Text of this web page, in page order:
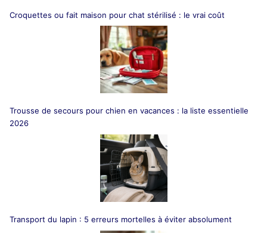
Croquettes ou fait maison pour chat stérilisé : le vrai coût
Trousse de secours pour chien en vacances : la liste essentielle
2026
Transport du lapin : 5 erreurs mortelles à éviter absolument